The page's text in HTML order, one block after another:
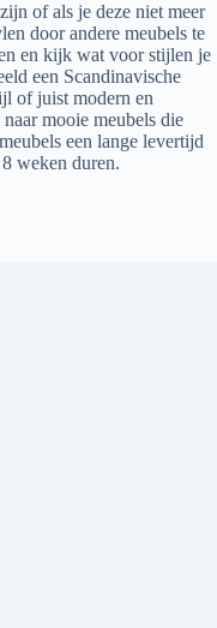
of als je deze niet meer
door andere meubels te
en kijk wat voor stijlen je
een Scandinavische
of juist modern en
mooie meubels die
een lange levertijd
weken duren.